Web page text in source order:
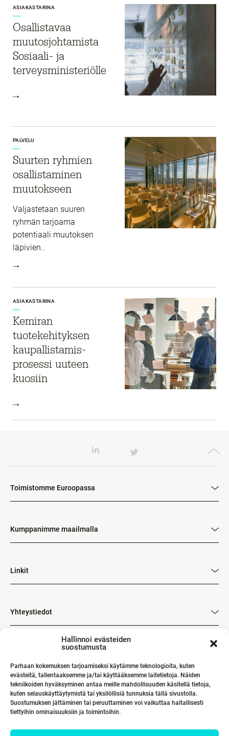
Hallinnoi evästeiden
suostumusta
Parhaan kokemuksen tarjoamiseksi käytämme teknologioita, kuten
evästeitä, tallentaaksemme ja/tai käyttääksemme laitetietoja. Näiden
tekniikoiden hyväksyminen antaa meille mahdollisuuden käsitellä tietoja,
kuten selauskäyttäytymistä tai yksilöllisiä tunnuksia tällä sivustolla.
Suostumuksen jättäminen tai peruuttaminen voi vaikuttaa haitallisesti
tiettyihin ominaisuuksiin ja toimintoihin.
ASIAKASTARINA
Osallistavaa
muutosjohtamista
Sosiaali- ja
terveysministeriölle
PALVELU
Suurten ryhmien
osallistaminen
muutokseen
Valjastetaan suuren
ryhmän tarjoama
potentiaali muutoksen
läpivien..
ASIAKASTARINA
Kemiran
tuotekehityksen
kaupallistamis-
prosessi uuteen
kuosiin
Toimistomme Euroopassa
Kumppanimme maailmalla
Linkit
Yhteystiedot